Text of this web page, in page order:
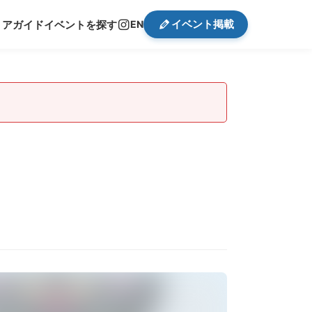
ガイドイベントを探す EN イベント掲載